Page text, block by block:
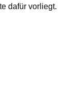
dafür vorliegt.